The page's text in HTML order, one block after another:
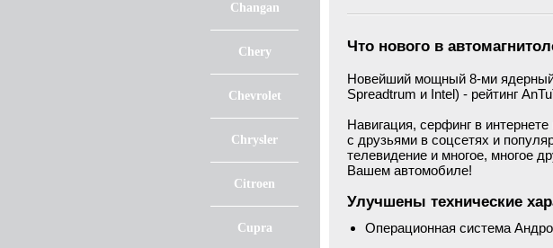
Changan
Chery
Chevrolet
Chrysler
Citroen
Cupra
Что нового в
Новейший мощный 8-ми ядерный
Spreadtrum и Intel) - рейтинг
Навигация, серфинг в
с друзьями в соцсетях и
телевидение и многое, многое
Вашем автомобиле!
Улучшены технические
Операционная система